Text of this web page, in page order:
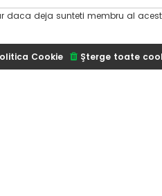
daca deja sunteti membru al
Şterge toate
Cookie